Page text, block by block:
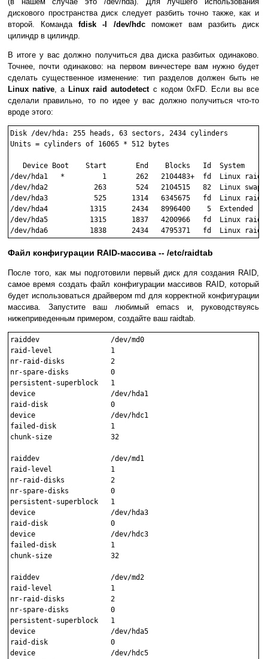
дискового пространства диск следует разбить точно также, как и
второй. Командаfdisk -l /dev/hdcпоможет вам разбить диск
цилиндр в цилиндр.
В итоге у вас должно получиться два диска разбитых одинаково.
Точнее, почти одинаково: на первом винчестере вам нужно будет
сделать существенное изменение: тип разделов должен быть не
Linux native, а Linux raid autodetectc кодом 0xFD. Если вы все
сделали правильно, то по идее у вас должно получиться что-то
вроде этого:
Disk /dev/hda: 255 heads, 63 sectors, 2434 cylinders
Units = cylinders of 16065 * 512 bytes
   Device Boot    Start       End    Blocks   Id  System
/dev/hda1   *         1       262   2104483+  fd  Linux raid
/dev/hda2           263       524   2104515   82  Linux swap
/dev/hda3           525      1314   6345675   fd  Linux raid
/dev/hda4          1315      2434   8996400    5  Extended
/dev/hda5          1315      1837   4200966   fd  Linux raid
Файл конфигурации RAID-массива -- /etc/raidtab
После того, как мы подготовили первый диск для создания RAID,
самое время создать файл конфигурации массивов RAID, который
будет использоваться драйвером md для корректной конфигурации
массива. Запустите ваш любимый emacs и, руководствуясь
нижеприведенным примером, создайте ваш raidtab.
raiddev                 /dev/md0
raid-level              1
nr-raid-disks           2
nr-spare-disks          0
persistent-superblock   1
device                  /dev/hda1
raid-disk               0
device                  /dev/hdc1
failed-disk             1
chunk-size		32
raiddev                 /dev/md1
raid-level              1
nr-raid-disks           2
nr-spare-disks          0
persistent-superblock   1
device                  /dev/hda3
raid-disk               0
device                  /dev/hdc3
failed-disk             1
chunk-size		32
raiddev                 /dev/md2
raid-level              1
nr-raid-disks           2
nr-spare-disks          0
persistent-superblock   1
device                  /dev/hda5
raid-disk               0
device                  /dev/hdc5